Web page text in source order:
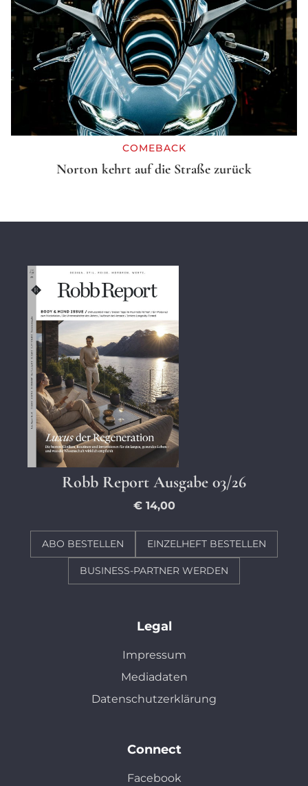
COMEBACK
Norton kehrt auf die Straße zurück
Robb Report Ausgabe 03/26
€ 14,00
ABO BESTELLEN EINZELHEFT BESTELLEN
BUSINESS-PARTNER WERDEN
Legal
Impressum
Mediadaten
Datenschutzerklärung
Connect
Facebook